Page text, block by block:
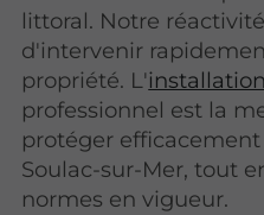
littoral. Notre
d'intervenir
propriété. L'
professionnel est la
protéger
Soulac-sur-Mer, tout
normes en vigueur.